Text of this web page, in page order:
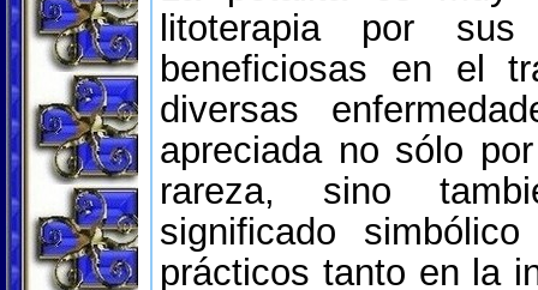
litoterapia por sus
beneficiosas en el
diversas
apreciada no sólo
rareza, sino
significado
prácticos tanto en la